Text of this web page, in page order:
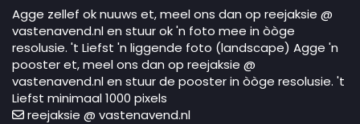
Agge zellef ok nuuws et, meel ons dan op reejaksie @
vastenavend.nl en stuur ok 'n foto mee in òòge
resolusie. 't Liefst 'n liggende foto (landscape) Agge 'n
pooster et, meel ons dan op reejaksie @
vastenavend.nl en stuur de pooster in òòge resolusie. 't
Liefst minimaal 1000 pixels
reejaksie @ vastenavend.nl